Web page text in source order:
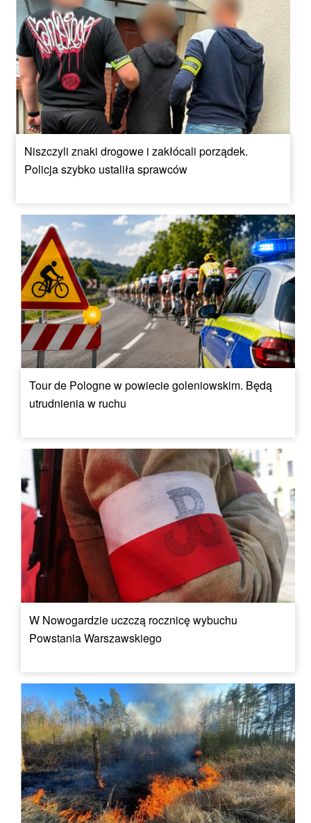
Niszczyli znaki drogowe i zakłócali porządek.
Policja szybko ustaliła sprawców
Tour de Pologne w powiecie goleniowskim. Będą
utrudnienia w ruchu
W Nowogardzie uczczą rocznicę wybuchu
Powstania Warszawskiego